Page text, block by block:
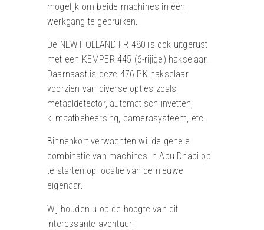
mogelijk om beide machines in één
werkgang te gebruiken.
De NEW HOLLAND FR 480 is ook uitgerust
met een KEMPER 445 (6-rijige) hakselaar.
Daarnaast is deze 476 PK hakselaar
voorzien van diverse opties zoals
metaaldetector, automatisch invetten,
klimaatbeheersing, camerasysteem, etc.
Binnenkort verwachten wij de gehele
combinatie van machines in Abu Dhabi op
te starten op locatie van de nieuwe
eigenaar.
Wij houden u op de hoogte van dit
interessante avontuur!